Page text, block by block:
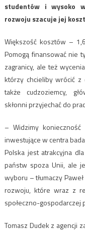
studentów i wysoko
rozwoju szacuje jej
Większość kosztów –
Pomogą finansować nie
zagranicy, ale też
którzy chcieliby wrócić z
także cudzoziemcy,
skłonni przyjechać do
– Widzimy konieczność
inwestujące w centra
Polska jest atrakcyjna
państw spoza Unii, ale
wyboru – tłumaczy
rozwoju, które wraz z
społeczno-gospodarczej
Tomasz Dudek z agencji